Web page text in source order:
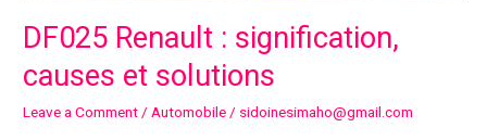
DF025 Renault : signification,
causes et solutions
Leave a Comment / Automobile / sidoinesimaho@gmail.com